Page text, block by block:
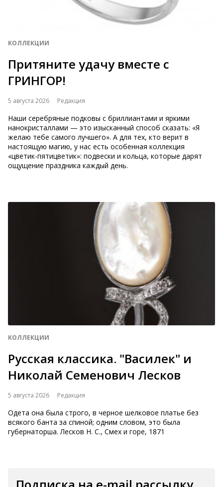
КОЛЛЕКЦИИ
Притяните удачу вместе с
ГРИНГОР!
5 августа 2026 Редакция
Наши серебряные подковы с бриллиантами и яркими
нанокристаллами — это изысканный способ сказать: «Я
желаю тебе самого лучшего». А для тех, кто верит в
настоящую магию, у нас есть особенная коллекция
«цветик-пятицветик»: подвески и кольца, которые дарят
ощущение праздника каждый день.
КОЛЛЕКЦИИ
Русская классика. "Василек" и
Николай Семенович Лесков
5 августа 2026 Редакция
Одета она была строго, в черное шелковое платье без
всякого банта за спиной; одним словом, это была
губернаторша. Лесков Н. С., Смех и горе, 1871